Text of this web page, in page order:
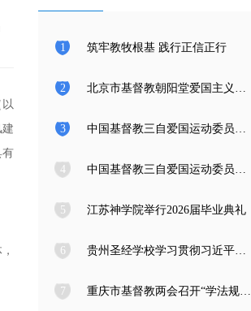
有
1 筑牢教牧根基 践行正信正行
2 北京市基督教朝阳堂爱国主义教育学习访问团一行来访
3 中国基督教三自爱国运动委员会2026年度公开招聘工作人员面试公告
4 中国基督教三自爱国运动委员会2026年度公开招聘应届高校毕业生面试公告
5 江苏神学院举行2026届毕业典礼
6 贵州圣经学校学习贯彻习近平总书记在庆祝中国共产党成立105周年大会上的重要讲话精神
7 重庆市基督教两会召开“学法规、守戒律、重修为、树形象” 教育活动总结会